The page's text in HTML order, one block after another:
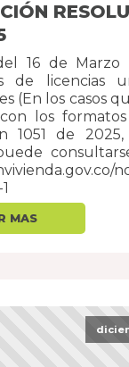
16 de Marzo
de licencias
(En los casos
los
1051 de